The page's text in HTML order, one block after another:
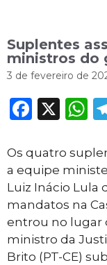
Suplentes
ministros do
3 de fevereiro de
X
Os quatro
a equipe
Luiz Inácio Lula
mandatos na
entrou no lugar
ministro da
Brito (PT-CE)